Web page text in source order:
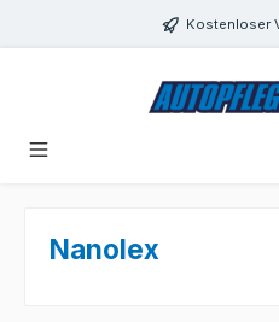
Zum Hauptinhalt springenKostenloser
Nanolex